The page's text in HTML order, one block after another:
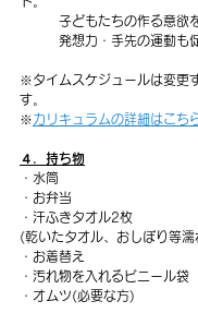
子どもたちの作る意欲を
発想力・手先の運動も促
※タイムスケジュールは変更
す。
※カリキュラムの詳細はこち
４．持ち物
・水筒
・お弁当
・汗ふきタオル2枚
(乾いたタオル、おしぼり等
・お着替え
・汚れ物を入れるビニール袋
・オムツ(必要な方)